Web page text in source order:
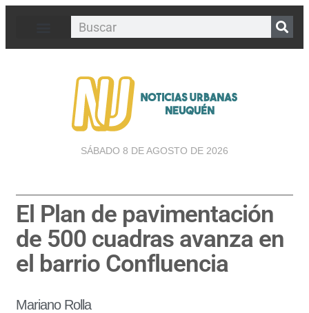
SÁBADO 8 DE AGOSTO DE 2026
El Plan de pavimentación
de 500 cuadras avanza en
el barrio Confluencia
Mariano Rolla